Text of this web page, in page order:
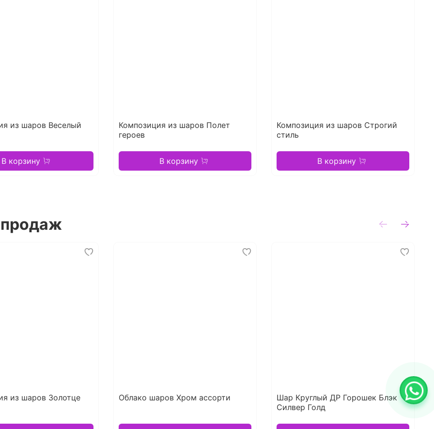
из шаров Веселый
В корзину
Композиция из шаров Полет
героев
В корзину
Композиция из шаров Строгий
стиль
В корзину
из шаров Золотце Облако шаров Хром ассорти
Шар Круглый ДР Горошек Блэк
Силвер Голд